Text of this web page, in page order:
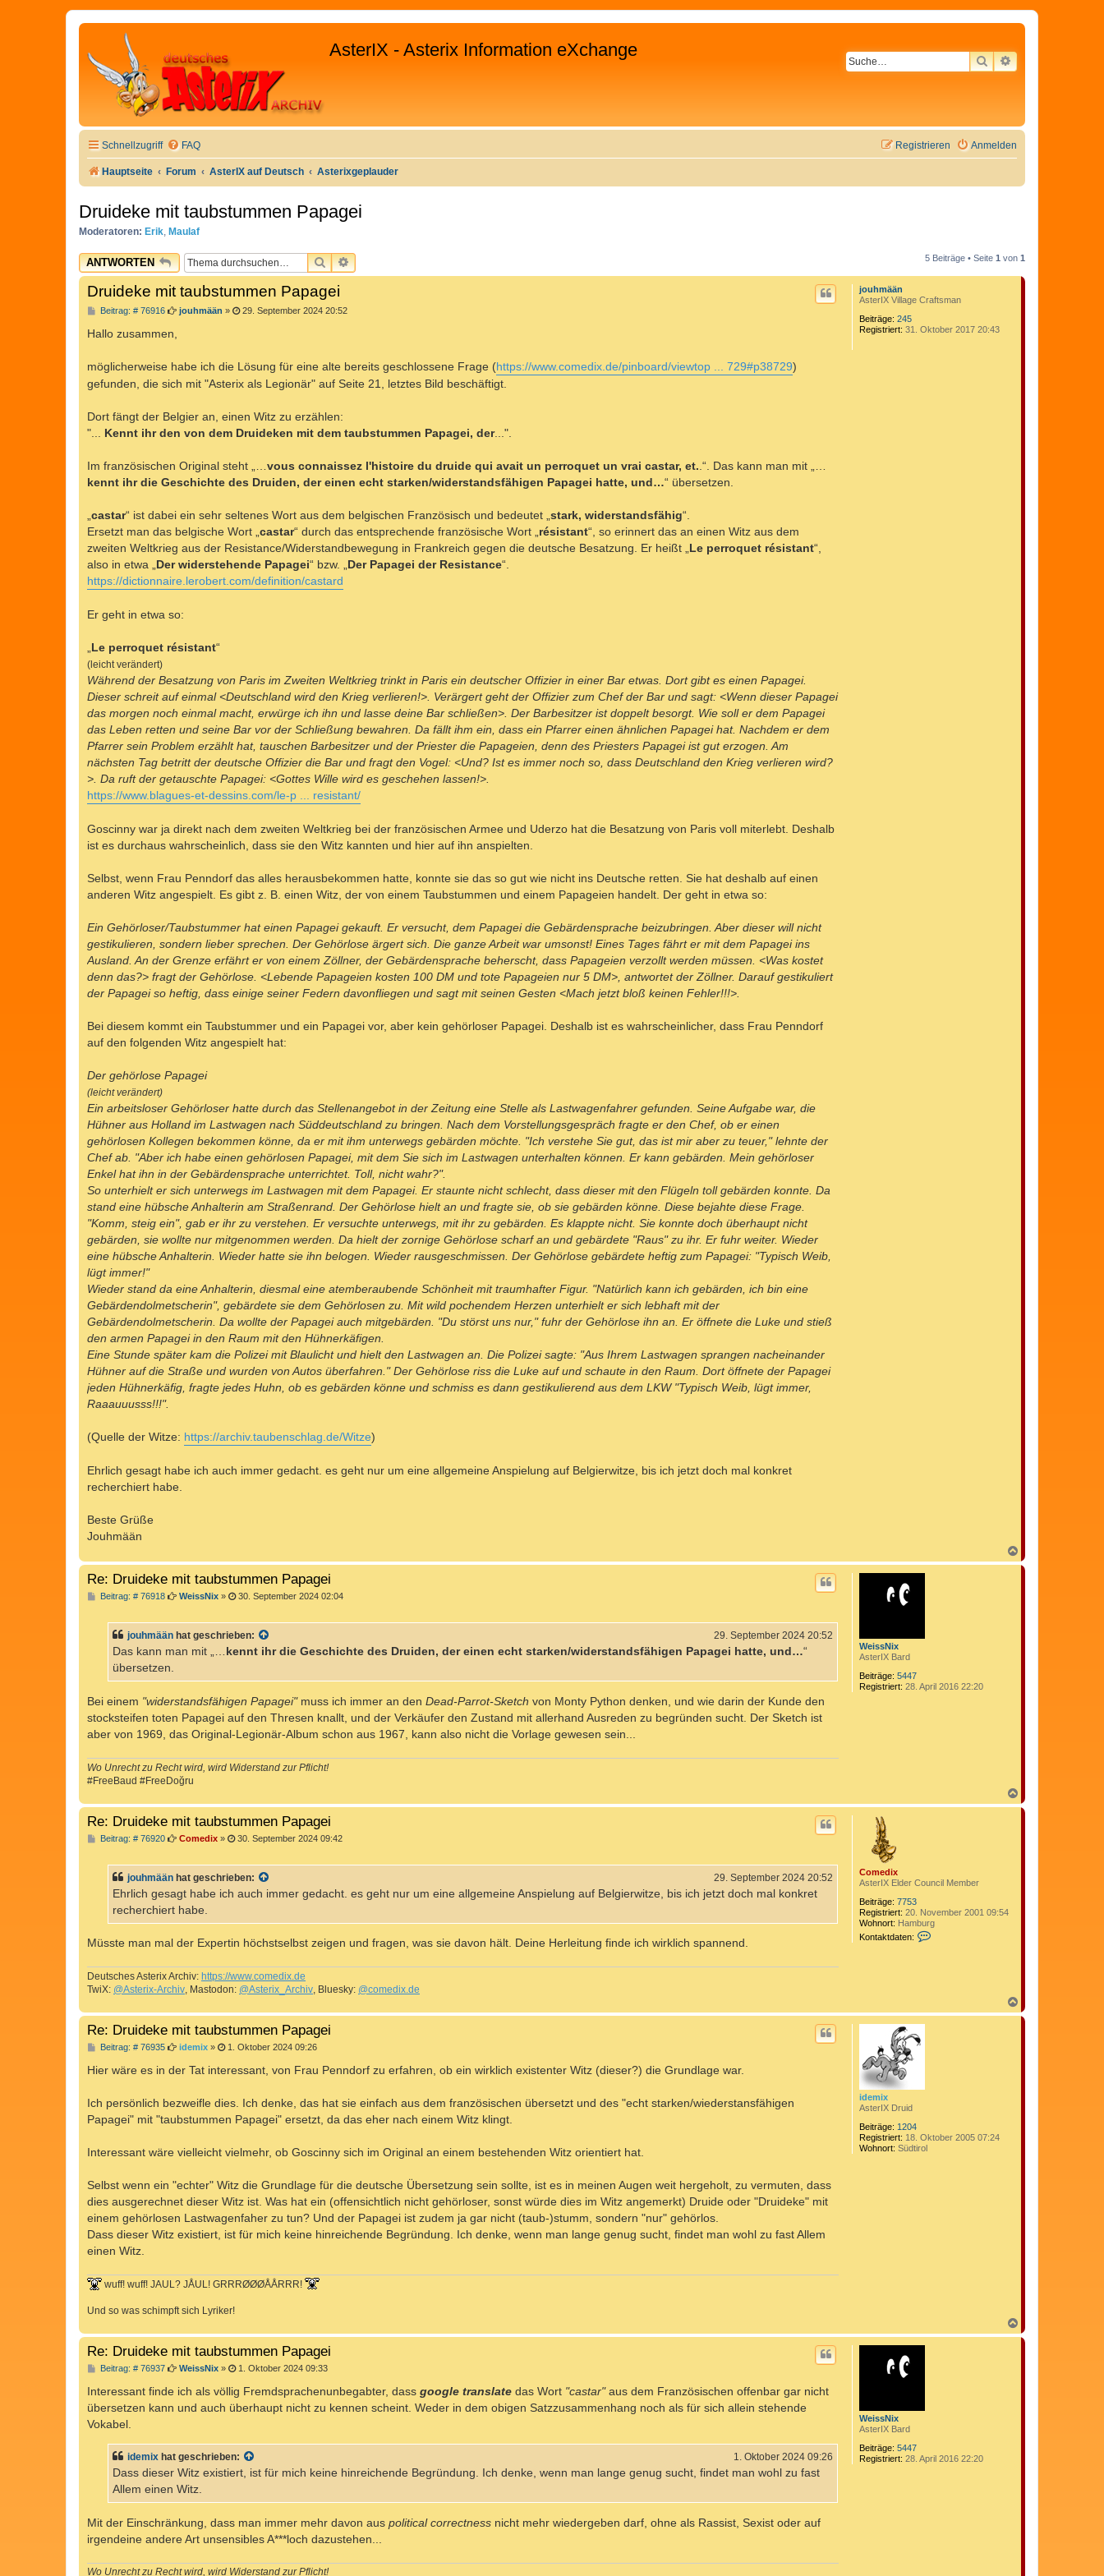
AsterIX - Asterix Information eXchange
SUCHEERWEITERTE
Schnellzugriff FAQ Anmelden
Registrieren
Hauptseite Forum AsterIX auf Deutsch Asterixgeplauder
Druideke mit taubstummen Papagei
Moderatoren: Erik, Maulaf
ANTWORTEN SUCHEERWEITERTE SUCHE 5 Beiträge • Seite 1 von 1
jouhmään
AsterIX Village Craftsman
Beiträge: 245
Registriert: 31. Oktober 2017 20:43
Druideke mit taubstummen Papagei
Beitrag: # 76916B
i
a
g
jouhmään » 29. September 2024 20:52
Hallo zusammen,
möglicherweise habe ich die Lösung für eine alte bereits geschlossene Frage (https://www.comedix.de/pinboard/viewtop ... 729#p38729)
gefunden, die sich mit "Asterix als Legionär" auf Seite 21, letztes Bild beschäftigt.
Dort fängt der Belgier an, einen Witz zu erzählen:
"... Kennt ihr den von dem Druideken mit dem taubstummen Papagei, der...".
Im französischen Original steht „…vous connaissez l'histoire du druide qui avait un perroquet un vrai castar, et..“. Das kann man mit „…
kennt ihr die Geschichte des Druiden, der einen echt starken/widerstandsfähigen Papagei hatte, und…“ übersetzen.
„castar“ ist dabei ein sehr seltenes Wort aus dem belgischen Französisch und bedeutet „stark, widerstandsfähig“.
Ersetzt man das belgische Wort „castar“ durch das entsprechende französische Wort „résistant“, so erinnert das an einen Witz aus dem
zweiten Weltkrieg aus der Resistance/Widerstandbewegung in Frankreich gegen die deutsche Besatzung. Er heißt „Le perroquet résistant“,
also in etwa „Der widerstehende Papagei“ bzw. „Der Papagei der Resistance“.
https://dictionnaire.lerobert.com/definition/castard
Er geht in etwa so:
„Le perroquet résistant“
(leicht verändert)
Während der Besatzung von Paris im Zweiten Weltkrieg trinkt in Paris ein deutscher Offizier in einer Bar etwas. Dort gibt es einen Papagei.
Dieser schreit auf einmal <Deutschland wird den Krieg verlieren!>. Verärgert geht der Offizier zum Chef der Bar und sagt: <Wenn dieser Papagei
das morgen noch einmal macht, erwürge ich ihn und lasse deine Bar schließen>. Der Barbesitzer ist doppelt besorgt. Wie soll er dem Papagei
das Leben retten und seine Bar vor der Schließung bewahren. Da fällt ihm ein, dass ein Pfarrer einen ähnlichen Papagei hat. Nachdem er dem
Pfarrer sein Problem erzählt hat, tauschen Barbesitzer und der Priester die Papageien, denn des Priesters Papagei ist gut erzogen. Am
nächsten Tag betritt der deutsche Offizier die Bar und fragt den Vogel: <Und? Ist es immer noch so, dass Deutschland den Krieg verlieren wird?
>. Da ruft der getauschte Papagei: <Gottes Wille wird es geschehen lassen!>.
https://www.blagues-et-dessins.com/le-p ... resistant/
Goscinny war ja direkt nach dem zweiten Weltkrieg bei der französischen Armee und Uderzo hat die Besatzung von Paris voll miterlebt. Deshalb
ist es durchaus wahrscheinlich, dass sie den Witz kannten und hier auf ihn anspielten.
Selbst, wenn Frau Penndorf das alles herausbekommen hatte, konnte sie das so gut wie nicht ins Deutsche retten. Sie hat deshalb auf einen
anderen Witz angespielt. Es gibt z. B. einen Witz, der von einem Taubstummen und einem Papageien handelt. Der geht in etwa so:
Ein Gehörloser/Taubstummer hat einen Papagei gekauft. Er versucht, dem Papagei die Gebärdensprache beizubringen. Aber dieser will nicht
gestikulieren, sondern lieber sprechen. Der Gehörlose ärgert sich. Die ganze Arbeit war umsonst! Eines Tages fährt er mit dem Papagei ins
Ausland. An der Grenze erfährt er von einem Zöllner, der Gebärdensprache beherscht, dass Papageien verzollt werden müssen. <Was kostet
denn das?> fragt der Gehörlose. <Lebende Papageien kosten 100 DM und tote Papageien nur 5 DM>, antwortet der Zöllner. Darauf gestikuliert
der Papagei so heftig, dass einige seiner Federn davonfliegen und sagt mit seinen Gesten <Mach jetzt bloß keinen Fehler!!!>.
Bei diesem kommt ein Taubstummer und ein Papagei vor, aber kein gehörloser Papagei. Deshalb ist es wahrscheinlicher, dass Frau Penndorf
auf den folgenden Witz angespielt hat:
Der gehörlose Papagei
(leicht verändert)
Ein arbeitsloser Gehörloser hatte durch das Stellenangebot in der Zeitung eine Stelle als Lastwagenfahrer gefunden. Seine Aufgabe war, die
Hühner aus Holland im Lastwagen nach Süddeutschland zu bringen. Nach dem Vorstellungsgespräch fragte er den Chef, ob er einen
gehörlosen Kollegen bekommen könne, da er mit ihm unterwegs gebärden möchte. "Ich verstehe Sie gut, das ist mir aber zu teuer," lehnte der
Chef ab. "Aber ich habe einen gehörlosen Papagei, mit dem Sie sich im Lastwagen unterhalten können. Er kann gebärden. Mein gehörloser
Enkel hat ihn in der Gebärdensprache unterrichtet. Toll, nicht wahr?".
So unterhielt er sich unterwegs im Lastwagen mit dem Papagei. Er staunte nicht schlecht, dass dieser mit den Flügeln toll gebärden konnte. Da
stand eine hübsche Anhalterin am Straßenrand. Der Gehörlose hielt an und fragte sie, ob sie gebärden könne. Diese bejahte diese Frage.
"Komm, steig ein", gab er ihr zu verstehen. Er versuchte unterwegs, mit ihr zu gebärden. Es klappte nicht. Sie konnte doch überhaupt nicht
gebärden, sie wollte nur mitgenommen werden. Da hielt der zornige Gehörlose scharf an und gebärdete "Raus" zu ihr. Er fuhr weiter. Wieder
eine hübsche Anhalterin. Wieder hatte sie ihn belogen. Wieder rausgeschmissen. Der Gehörlose gebärdete heftig zum Papagei: "Typisch Weib,
lügt immer!"
Wieder stand da eine Anhalterin, diesmal eine atemberaubende Schönheit mit traumhafter Figur. "Natürlich kann ich gebärden, ich bin eine
Gebärdendolmetscherin", gebärdete sie dem Gehörlosen zu. Mit wild pochendem Herzen unterhielt er sich lebhaft mit der
Gebärdendolmetscherin. Da wollte der Papagei auch mitgebärden. "Du störst uns nur," fuhr der Gehörlose ihn an. Er öffnete die Luke und stieß
den armen Papagei in den Raum mit den Hühnerkäfigen.
Eine Stunde später kam die Polizei mit Blaulicht und hielt den Lastwagen an. Die Polizei sagte: "Aus Ihrem Lastwagen sprangen nacheinander
Hühner auf die Straße und wurden von Autos überfahren." Der Gehörlose riss die Luke auf und schaute in den Raum. Dort öffnete der Papagei
jeden Hühnerkäfig, fragte jedes Huhn, ob es gebärden könne und schmiss es dann gestikulierend aus dem LKW "Typisch Weib, lügt immer,
Raaauuusss!!!".
(Quelle der Witze: https://archiv.taubenschlag.de/Witze)
Ehrlich gesagt habe ich auch immer gedacht. es geht nur um eine allgemeine Anspielung auf Belgierwitze, bis ich jetzt doch mal konkret
recherchiert habe.
Beste Grüße
Jouhmään
a
c
WeissNix
AsterIX Bard
Beiträge: 5447
Registriert: 28. April 2016 22:20
Re: Druideke mit taubstummen Papagei
Beitrag: # 76918B
r
a
WeissNix» 30. September 2024 02:04
jouhmään hat geschrieben: 29. September 2024 20:52
Das kann man mit „… kennt ihr die Geschichte des Druiden, der einen echt starken/widerstandsfähigen Papagei hatte, und…“
übersetzen.
Bei einem "widerstandsfähigen Papagei"muss ich immer an den Dead-Parrot-Sketch von Monty Python denken, und wie darin der Kunde den
stocksteifen toten Papagei auf den Thresen knallt, und der Verkäufer den Zustand mit allerhand Ausreden zu begründen sucht. Der Sketch ist
aber von 1969, das Original-Legionär-Album schon aus 1967, kann also nicht die Vorlage gewesen sein...
Wo Unrecht zu Recht wird, wird Widerstand zur Pflicht!
#FreeBaud #FreeDoğru
a
c
Comedix
AsterIX Elder Council Member
Beiträge: 7753
Registriert: 20. November 2001 09:54
Wohnort: Hamburg
Kontaktdaten:
a
d
Re: Druideke mit taubstummen Papagei
Beitrag: # 76920B
r
a
Comedix» 30. September 2024 09:42
jouhmään hat geschrieben: 29. September 2024 20:52
Ehrlich gesagt habe ich auch immer gedacht. es geht nur um eine allgemeine Anspielung auf Belgierwitze, bis ich jetzt doch mal konkret
recherchiert habe.
Müsste man mal der Expertin höchstselbst zeigen und fragen, was sie davon hält. Deine Herleitung finde ich wirklich spannend.
Deutsches Asterix Archiv: https://www.comedix.de
TwiX: @Asterix-Archiv , Mastodon: @Asterix_Archiv , Bluesky: @comedix.de
a
c
idemix
AsterIX Druid
Beiträge: 1204
Registriert: 18. Oktober 2005 07:24
Wohnort: Südtirol
Re: Druideke mit taubstummen Papagei
Beitrag: # 76935B
i
a
g
idemix» 1. Oktober 2024 09:26
Hier wäre es in der Tat interessant, von Frau Penndorf zu erfahren, ob ein wirklich existenter Witz (dieser?) die Grundlage war.
Ich persönlich bezweifle dies. Ich denke, das hat sie einfach aus dem französischen übersetzt und des "echt starken/wiederstansfähigen
Papagei" mit "taubstummen Papagei" ersetzt, da das eher nach einem Witz klingt.
Interessant wäre vielleicht vielmehr, ob Goscinny sich im Original an einem bestehenden Witz orientiert hat.
Selbst wenn ein "echter" Witz die Grundlage für die deutsche Übersetzung sein sollte, ist es in meinen Augen weit hergeholt, zu vermuten, dass
dies ausgerechnet dieser Witz ist. Was hat ein (offensichtlich nicht gehörloser, sonst würde dies im Witz angemerkt) Druide oder "Druideke" mit
einem gehörlosen Lastwagenfaher zu tun? Und der Papagei ist zudem ja gar nicht (taub-)stumm, sondern "nur" gehörlos.
Dass dieser Witz existiert, ist für mich keine hinreichende Begründung. Ich denke, wenn man lange genug sucht, findet man wohl zu fast Allem
einen Witz.
wuff! wuff! JAUL? JÅUL! GRRRØØØÅÅRRR!
Und so was schimpft sich Lyriker!
a
c
WeissNix
AsterIX Bard
Beiträge: 5447
Registriert: 28. April 2016 22:20
Re: Druideke mit taubstummen Papagei
Beitrag: # 76937B
i
r
WeissNix» 1. Oktober 2024 09:33
Interessant finde ich als völlig Fremdsprachenunbegabter, dass google translate das Wort "castar"aus dem Französischen offenbar gar nicht
übersetzen kann und auch überhaupt nicht zu kennen scheint. Weder in dem obigen Satzzusammenhang noch als für sich allein stehende
Vokabel.
idemix hat geschrieben: 1. Oktober 2024 09:26
Dass dieser Witz existiert, ist für mich keine hinreichende Begründung. Ich denke, wenn man lange genug sucht, findet man wohl zu fast
Allem einen Witz.
Mit der Einschränkung, dass man immer mehr davon aus political correctness nicht mehr wiedergeben darf, ohne als Rassist, Sexist oder auf
irgendeine andere Art unsensibles A***loch dazustehen...
Wo Unrecht zu Recht wird, wird Widerstand zur Pflicht!